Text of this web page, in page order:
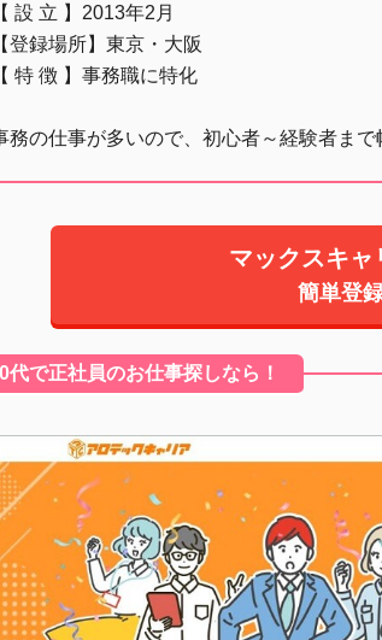
【 設 立 】2013年2月
【登録場所】東京・大阪
【 特 徴 】事務職に特化
務の仕事が多いので、初心者～経験者まで
マックスキャ
簡単登
代で正社員のお仕事探しなら！